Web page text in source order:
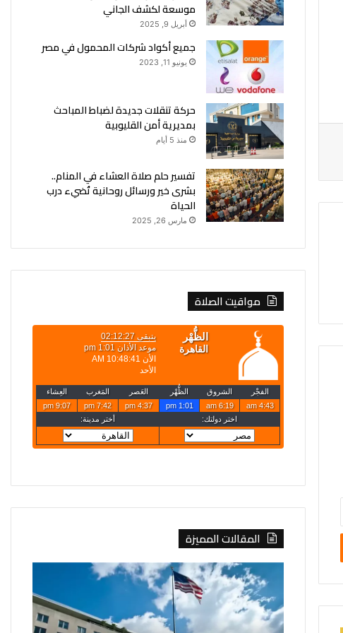
موسعة لكشف الجاني
أبريل 9, 2025
جميع أكواد شركات المحمول في مصر
يونيو 11, 2023
حركة تنقلات جديدة لضباط المباحث
بمديرية أمن القليوبية
منذ 5 أيام
تفسير حلم صلاة العشاء في المنام..
بشرى خير ورسائل روحانية تُضيء درب
الحياة
مارس 26, 2025
مواقيت الصلاة
المقالات المميزة
واشنطن:
يساعد
إيران
على
اتفاقية